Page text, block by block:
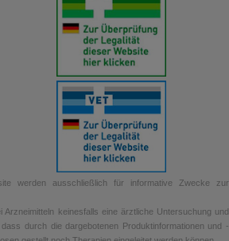
werden ausschließlich für informative Zwecke zur
Arzneimitteln keinesfalls eine ärztliche Untersuchung und
durch die dargebotenen Produktinformationen und -